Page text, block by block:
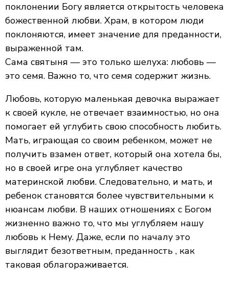
поклонении Богу является открытость человека
божественной любви. Храм, в котором люди
поклоняются, имеет значение для преданности,
выраженной там.
Сама святыня — это только шелуха: любовь —
это семя. Важно то, что семя содержит жизнь.
Любовь, которую маленькая девочка выражает
к своей кукле, не отвечает взаимностью, но она
помогает ей углубить свою способность любить.
Мать, играющая со своим ребенком, может не
получить взамен ответ, который она хотела бы,
но в своей игре она углубляет качество
материнской любви. Следовательно, и мать, и
ребенок становятся более чувствительными к
нюансам любви. В наших отношениях с Богом
жизненно важно то, что мы углубляем нашу
любовь к Нему. Даже, если по началу это
выглядит безответным, преданность , как
таковая облагораживается.